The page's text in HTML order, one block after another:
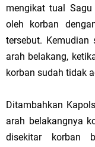
mengikat tual
oleh korban
tersebut. Kemudian
arah belakang,
korban sudah tidak
Ditambahkan
arah belakangnya
disekitar korban